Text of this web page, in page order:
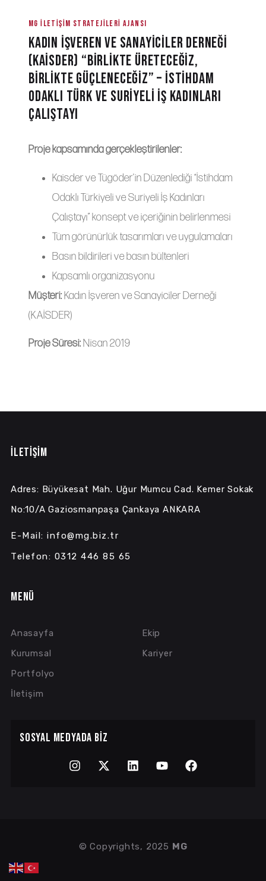
MG ILETIŞIM STRATEJILERI AJANSI
KADIN İŞVEREN VE SANAYİCİLER DERNEĞİ
(KAİSDER) “BİRLİKTE ÜRETECEĞİZ,
BİRLİKTE GÜÇLENECEĞİZ” – İSTİHDAM
ODAKLI TÜRK VE SURİYELİ İŞ KADINLARI
ÇALIŞTAYI
Proje kapsamında gerçekleştirilenler:
Kaisder ve Tügöder’in Düzenlediği “İstihdam
Odaklı Türkiyeli ve Suriyeli İş Kadınları
Çalıştayı” konsept ve içeriğinin belirlenmesi
Tüm görünürlük tasarımları ve uygulamaları
Basın bildirileri ve basın bültenleri
Kapsamlı organizasyonu
Müşteri:Kadın İşveren ve Sanayiciler Derneği
(KAİSDER)
Proje Süresi: Nisan 2019
İLETİŞİM
Adres: Büyükesat Mah. Uğur Mumcu Cad. Kemer Sokak
No:10/A Gaziosmanpaşa Çankaya ANKARA
E-Mail: info@mg.biz.tr
Telefon: 0312 446 85 65
MENÜ
Anasayfa
Kurumsal
Portfolyo
İletişim
Ekip
Kariyer
SOSYAL MEDYADA BIZ
© Copyrights, 2025 MG